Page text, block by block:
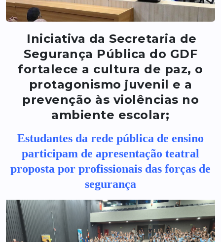
Iniciativa da Secretaria de
Segurança Pública do GDF
fortalece a cultura de paz, o
protagonismo juvenil e a
prevenção às violências no
ambiente escolar;
Estudantes da rede pública de ensino
participam de apresentação teatral
proposta por profissionais das forças de
segurança